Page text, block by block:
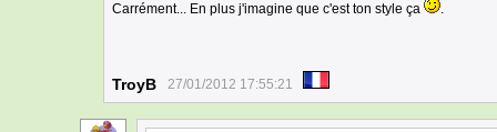
Carrément... En plus j'imagine que c'est ton style ça
.
TroyB 27/01/2012 17:55:21